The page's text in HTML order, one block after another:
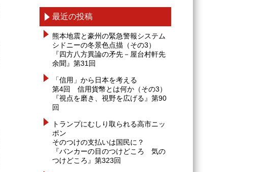
最近の投稿
熊本地震と豪州の緊急警報システム
シドニーの冬景色点描（その3）
『四方八方異論の矛先－屋台村軒先
余聞』第31回
「信用」から日本を考える
第4回 信用貨幣とは何か（その3）
『視点を磨き、視野を広げる』第90
回
トランプにむしり取られる高市ニッ
ポン
そのつけの支払いは国民に？
『バンカーの目のつけどころ 気の
つけどころ』第323回